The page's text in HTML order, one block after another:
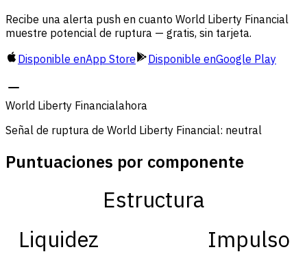
Recibe una alerta push en cuanto World Liberty Financial
muestre potencial de ruptura — gratis, sin tarjeta.
Disponible enApp Store Disponible enGoogle Play
World Liberty Financialahora
Señal de ruptura de World Liberty Financial: neutral
Puntuaciones por componente
Estructura
Impulso
Liquidez